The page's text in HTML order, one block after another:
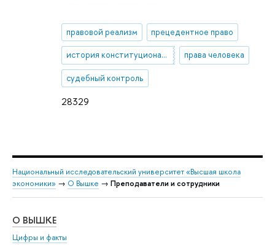
28329
правовой реализм прецедентное право
история конституционализма права человека
судебный контроль
Национальный исследовательский университет «Высшая школа
экономики» → О Вышке → Преподаватели и сотрудники
О ВЫШКЕ
Цифры и факты